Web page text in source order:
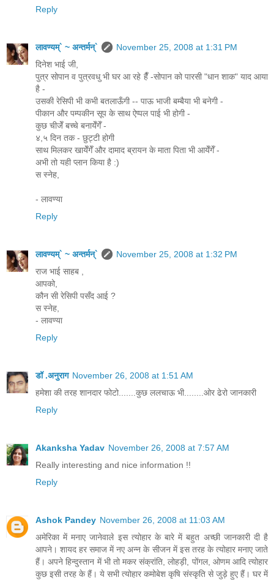
Reply
लावण्यम्` ~ अन्तर्मन्`
November 25, 2008 at 1:31 PM
दिनेश भाई जी,
पुत्र सोपान व पुत्रवधु भी घर आ रहे हैँ -सोपान को पारसी "धान शाक" याद आया
है -
उसकी रेसिपी भी कभी बतलाऊँगी -- पाऊ भाजी बम्बैया भी बनेगी -
पीकान और पम्पकीन सूप के साथ ऐप्पल पाई भी होगी -
कुछ चीजेँ बच्चे बनायेँगेँ -
४,५ दिन तक - छुट्टी होगी
साथ मिलकर खायेँगेँ और दामाद ब्रायन के माता पिता भी आयेँगेँ -
अभी तो यही प्लान किया है :)
स स्नेह,
- लावण्या
Reply
लावण्यम्` ~ अन्तर्मन्`
November 25, 2008 at 1:32 PM
राज भाई साहब ,
आपको,
कौन सी रेसिपी पसँद आई ?
स स्नेह,
- लावण्या
Reply
डॉ .अनुराग November 26, 2008 at 1:51 AM
हमेशा की तरह शानदार फोटो.......कुछ ललचाऊ भी........ओर ढेरो जानकारी
Reply
Akanksha Yadav November 26, 2008 at 7:57 AM
Really interesting and nice information !!
Reply
Ashok Pandey November 26, 2008 at 11:03 AM
अमेरिका में मनाए जानेवाले इस त्‍योहार के बारे में बहुत अच्‍छी जानकारी दी है
आपने। शायद हर समाज में नए अन्‍न के सीजन में इस तरह के त्‍योहार मनाए जाते
हैं। अपने हिन्‍दुस्‍तान में भी तो मकर संक्रांति, लोहड़ी, पोंगल, ओणम आदि त्‍योहार
कुछ इसी तरह के हैं। ये सभी त्‍योहार कमोबेश कृषि संस्‍कृति से जुड़े हुए हैं। घर में